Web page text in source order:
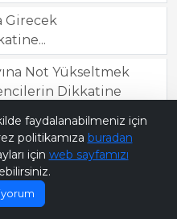
Girecek
Not Yükseltmek
Dikkatine
Bütünleme
faydalanabilmeniz için
politikamıza buradan
için web sayfamızı
Bana Soru Sor | Ask Me